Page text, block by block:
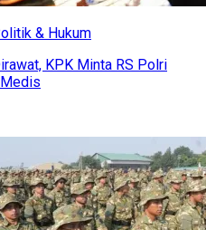
& Hukum
KPK Minta RS Polri